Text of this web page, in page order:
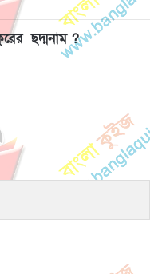
ছদ্মনাম ?